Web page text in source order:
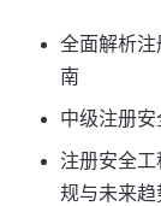
全面解析
南
中级注册
注册安全
规与未来趋